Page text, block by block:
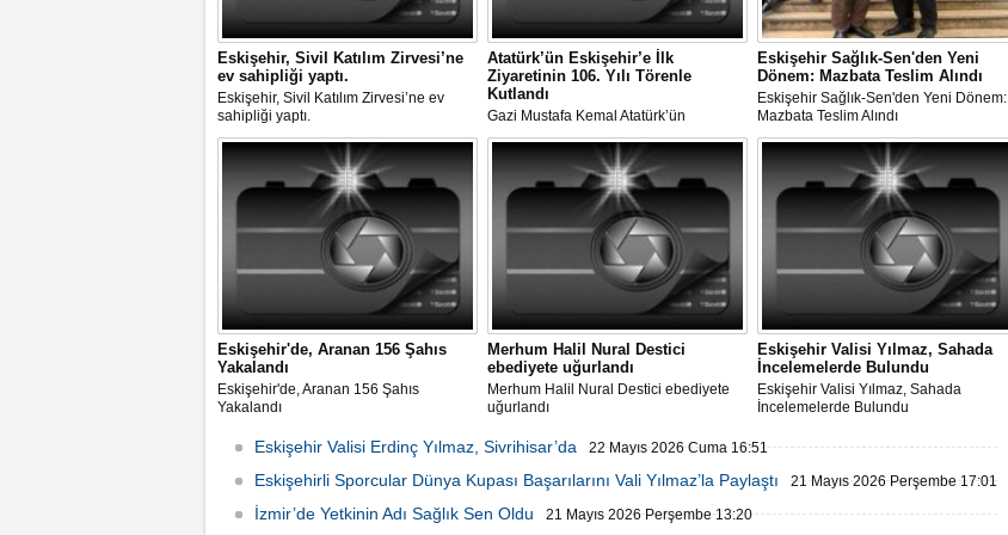
Eskişehir, Sivil Katılım Zirvesi’ne
ev sahipliği yaptı.
Eskişehir, Sivil Katılım Zirvesi’ne ev
sahipliği yaptı.
Atatürk’ün Eskişehir’e İlk
Ziyaretinin 106. Yılı Törenle
Kutlandı
Gazi Mustafa Kemal Atatürk’ün
Eskişehir’e İlk Ziyaretinin 106. Yılı
Törenle Kutlandı
Eskişehir Sağlık-Sen'den Yeni
Dönem: Mazbata Teslim Alındı
Eskişehir Sağlık-Sen'den Yeni Dönem:
Mazbata Teslim Alındı
Eskişehir'de, Aranan 156 Şahıs
Yakalandı
Eskişehir'de, Aranan 156 Şahıs
Yakalandı
Merhum Halil Nural Destici
ebediyete uğurlandı
Merhum Halil Nural Destici ebediyete
uğurlandı
Eskişehir Valisi Yılmaz, Sahada
İncelemelerde Bulundu
Eskişehir Valisi Yılmaz, Sahada
İncelemelerde Bulundu
Eskişehir Valisi Erdinç Yılmaz, Sivrihisar’da 22 Mayıs 2026 Cuma 16:51
Eskişehirli Sporcular Dünya Kupası Başarılarını Vali Yılmaz’la Paylaştı 21 Mayıs 2026 Perşembe 17:01
İzmir’de Yetkinin Adı Sağlık Sen Oldu 21 Mayıs 2026 Perşembe 13:20